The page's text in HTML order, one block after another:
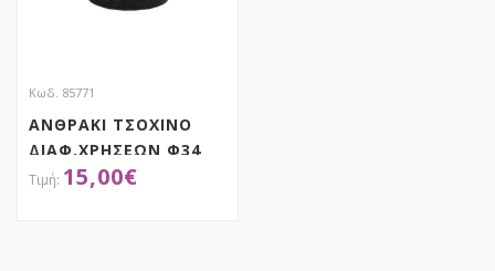
Κωδ. 85771
ΑΝΘΡΑΚΙ ΤΣΟΧΙΝΟ
ΔΙΑΦ.ΧΡΗΣΕΩΝ Φ34
44Χ52ΕΚ ΜΕ ΧΕΡΙ
15,00€